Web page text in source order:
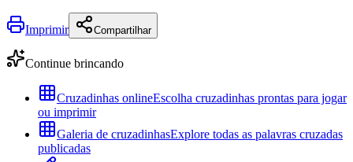
Imprimir Compartilhar
Continue brincando
Cruzadinhas onlineEscolha cruzadinhas prontas para jogar
ou imprimir
Galeria de cruzadinhasExplore todas as palavras cruzadas
publicadas